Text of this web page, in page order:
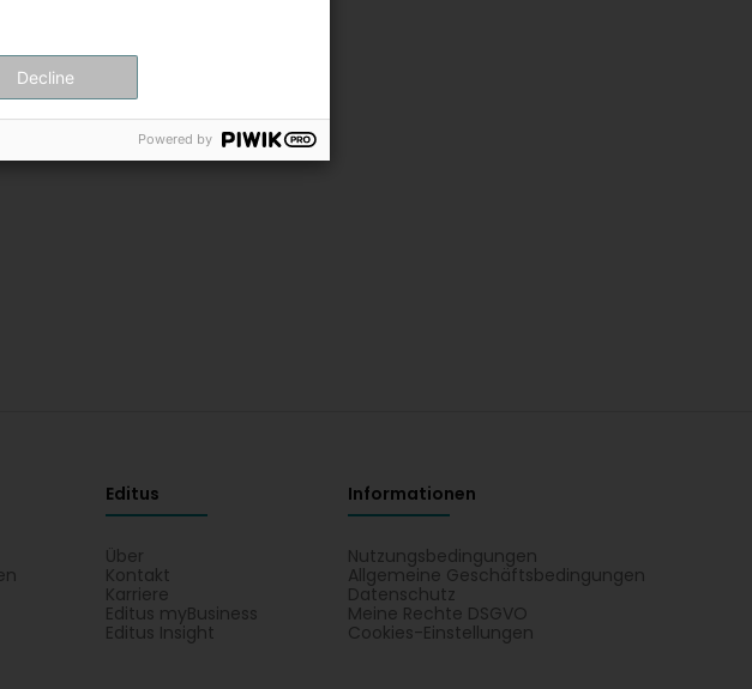
Editus
Über
Kontakt
Karriere
Editus myBusiness
Editus Insight
Informationen
Nutzungsbedingungen
Allgemeine Geschäftsbedingungen
Datenschutz
Meine Rechte DSGVO
Cookies-Einstellungen
Decline
Powered by